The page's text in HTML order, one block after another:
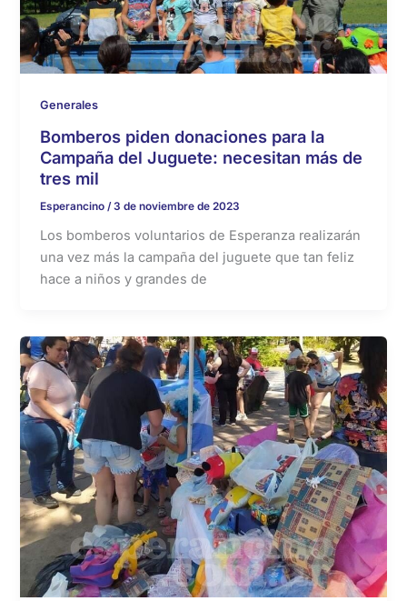
Generales
Bomberos piden donaciones para la
Campaña del Juguete: necesitan más de
tres mil
Esperancino /3 de noviembre de 2023
Los bomberos voluntarios de Esperanza realizarán
una vez más la campaña del juguete que tan feliz
hace a niños y grandes de